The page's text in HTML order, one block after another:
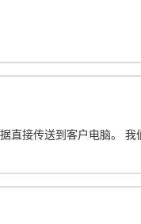
直接传送到客户电脑。 我